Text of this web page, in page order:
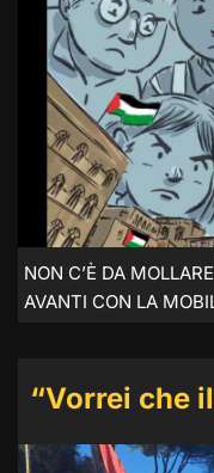
NON C’È DA
AVANTI CON LA
“Vorrei che